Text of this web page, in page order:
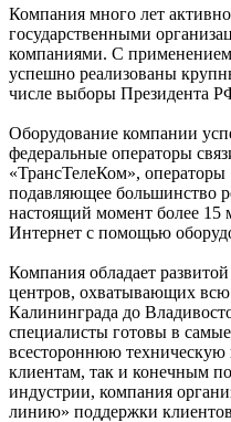
Компания много лет
государственными
компаниями. С
успешно реализованы
числе выборы Президента
Оборудование компании
федеральные операторы
«ТрансТелеКом»,
подавляющее большинство
настоящий момент более 15
Интернет с помощью
Компания обладает
центров, охватывающих
Калининграда до
специалисты готовы в
всестороннюю
клиентам, так и конечным
индустрии, компания
линию» поддержки